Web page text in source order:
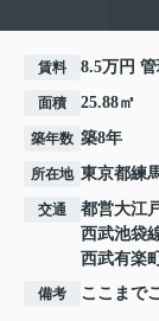
賃料 8.5万円
面積 25.88㎡
築年数 築8年
所在地 東京都練
交通 都営大江
西武池袋
西武有楽
備考 ここまで